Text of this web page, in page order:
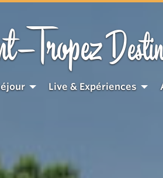
Tropez
Live & Expériences